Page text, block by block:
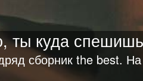
ты куда
сборник the best. На